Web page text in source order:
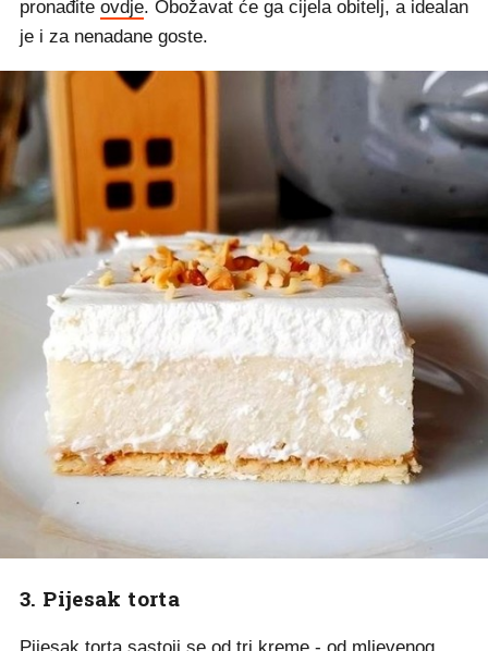
pronađite ovdje. Obožavat će ga cijela obitelj, a idealan
je i za nenadane goste.
3. Pijesak torta